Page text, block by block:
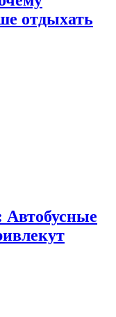
отдыхать